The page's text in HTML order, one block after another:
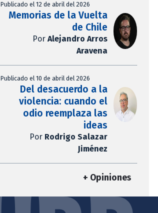
Publicado el 12 de abril del 2026
Memorias de la Vuelta
de Chile
Por Alejandro Arros
Aravena
Publicado el 10 de abril del 2026
Del desacuerdo a la
violencia: cuando el
odio reemplaza las
ideas
Por Rodrigo Salazar
Jiménez
+ Opiniones